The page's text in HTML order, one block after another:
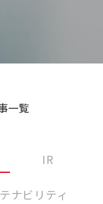
一覧
IR
ナビリティ